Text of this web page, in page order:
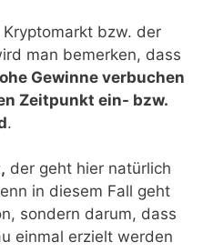
bzw. der
man bemerken, dass
Gewinne verbuchen
Zeitpunkt ein- bzw.
.
der geht hier natürlich
in diesem Fall geht
sondern darum, dass
einmal erzielt werden